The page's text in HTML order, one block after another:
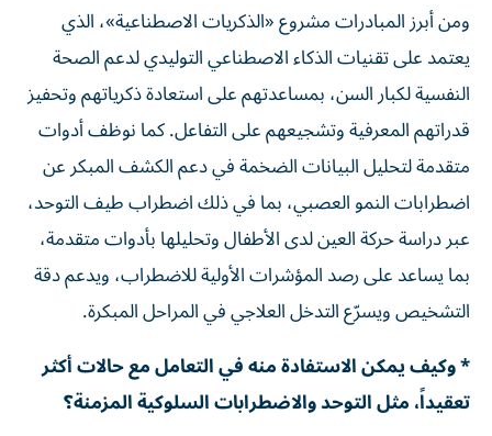
ومن أبرز المبادرات مشروع «الذكريات الاصطناعية»، الذي
يعتمد على تقنيات الذكاء الاصطناعي التوليدي لدعم الصحة
النفسية لكبار السن، بمساعدتهم على استعادة ذكرياتهم وتحفيز
قدراتهم المعرفية وتشجيعهم على التفاعل. كما نوظف أدوات
متقدمة لتحليل البيانات الضخمة في دعم الكشف المبكر عن
اضطرابات النمو العصبي، بما في ذلك اضطراب طيف التوحد،
عبر دراسة حركة العين لدى الأطفال وتحليلها بأدوات متقدمة،
بما يساعد على رصد المؤشرات الأولية للاضطراب، ويدعم دقة
التشخيص ويسرّع التدخل العلاجي في المراحل المبكرة.
* وكيف يمكن الاستفادة منه في التعامل مع حالات أكثر
تعقيداً، مثل التوحد والاضطرابات السلوكية المزمنة؟